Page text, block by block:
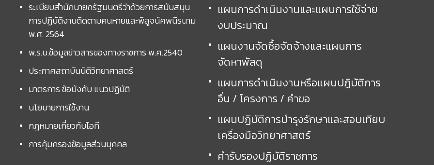
ระเบียบสำนักนายกรัฐมนตรีว่าด้วยการสนับสนุน
การปฏิบัติงานติดตามคนหายและพิสูจน์ศพนิรนาม
พ.ศ. 2564
พ.ร.บ.ข้อมูลข่าวสารของทางราชการ พ.ศ.2540
ประกาศสถาบันนิติวิทยาศาสตร์
มาตรการ ข้อบังคับ แนวปฏิบัติ
นโยบายการใช้งาน
กฎหมายเกี่ยวกับไอที
การคุ้มครองข้อมูลส่วนบุคคล
แผนการดำเนินงานและแผนการใช้จ่าย
งบประมาณ
แผนงานจัดซื้อจัดจ้างและแผนการ
จัดหาพัสดุ
แผนการดำเนินงานหรือแผนปฏิบัติการ
อื่น / โครงการ / คำขอ
แผนปฏิบัติการบำรุงรักษาและสอบเทียบ
เครื่องมือวิทยาศาสตร์
คำรับรองปฏิบัติราชการ